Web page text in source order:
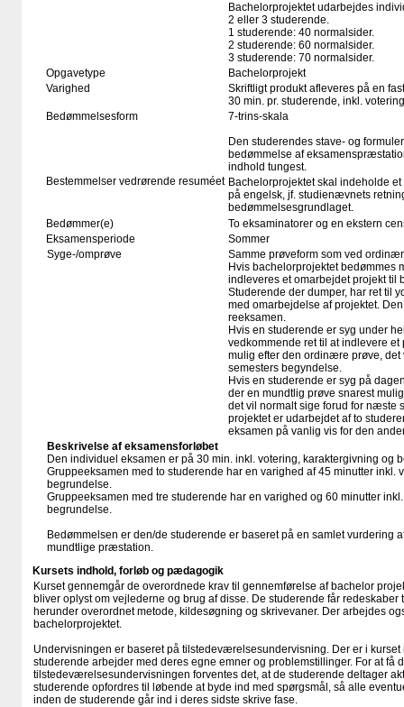
Bachelorprojektet udarbejdes
2 eller 3 studerende.
1 studerende: 40 normalsider.
2 studerende: 60 normalsider.
3 studerende: 70 normalsider.
Opgavetype
Bachelorprojekt
Varighed
Skriftligt produkt afleveres på en
30 min. pr. studerende, inkl.
Bedømmelsesform
7-trins-skala
Den studerendes stave- og
bedømmelse af
indhold tungest.
Bestemmelser vedrørende resuméet Bachelorprojektet skal indeholde
på engelsk, jf. studienævnets
bedømmelsesgrundlaget.
Bedømmer(e)
To eksaminatorer og en ekstern
Eksamensperiode
Sommer
Syge-/omprøve
Samme prøveform som ved
Hvis bachelorprojektet bedømmes
indleveres et omarbejdet projekt til
Studerende der dumper, har ret til
med omarbejdelse af projektet.
reeksamen.
Hvis en studerende er syg under
vedkommende ret til at indlevere
mulig efter den ordinære prøve,
semesters begyndelse.
Hvis en studerende er syg på
der en mundtlig prøve snarest
det vil normalt sige forud for næste
projektet er udarbejdet af to
eksamen på vanlig vis for den
Beskrivelse af eksamensforløbet
Den individuel eksamen er på 30 min. inkl. votering, karaktergivning og
Gruppeeksamen med to studerende har en varighed af 45 minutter inkl.
begrundelse.
Gruppeeksamen med tre studerende har en varighed og 60 minutter
begrundelse.
Bedømmelsen er den/de studerende er baseret på en samlet vurdering
mundtlige præstation.
Kursets indhold, forløb og pædagogik
Kurset gennemgår de overordnede krav til gennemførelse af bachelor
bliver oplyst om vejlederne og brug af disse. De studerende får
herunder overordnet metode, kildesøgning og skrivevaner. Der arbejdes
bachelorprojektet.
Undervisningen er baseret på tilstedeværelsesundervisning. Der er i kurset
studerende arbejder med deres egne emner og problemstillinger. For at få
tilstedeværelsesundervisningen forventes det, at de studerende deltager
studerende opfordres til løbende at byde ind med spørgsmål, så alle
inden de studerende går ind i deres sidste skrive fase.